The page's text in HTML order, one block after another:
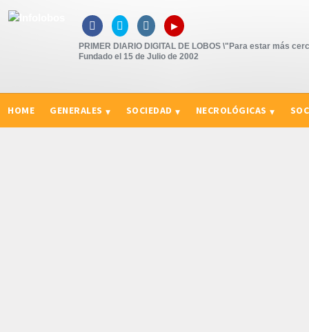
   ▸
PRIMER DIARIO DIGITAL DE LOBOS \"Para estar más
Fundado el 15 de Julio de 2002
HOME GENERALES SOCIEDAD NECROLÓGICAS